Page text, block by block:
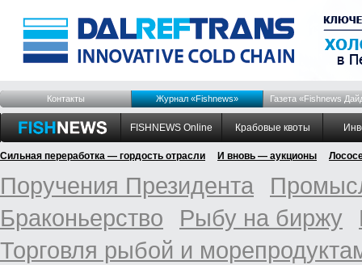
Контакты Журнал «Fishnews» Газета «Fishnews
FISHNEWS Online Крабовые квоты
Сильная переработка — гордость отрасли И вновь — аукционы
Поручения Президента
Браконьерство
Рыбу на биржу
Торговля рыбой и